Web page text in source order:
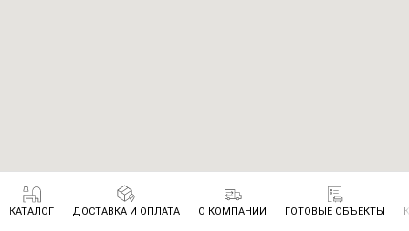
КАТАЛОГ ДОСТАВКА И ОПЛАТА О КОМПАНИИ ГОТОВЫЕ ОБЪЕКТЫ